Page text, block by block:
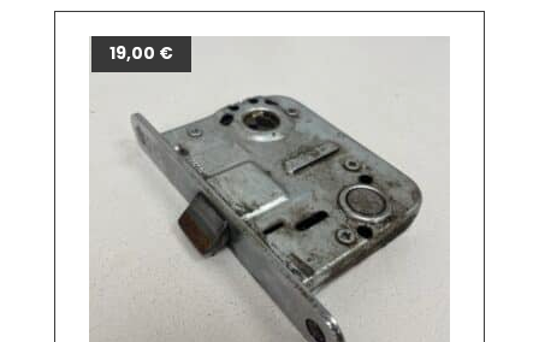
19,00 €